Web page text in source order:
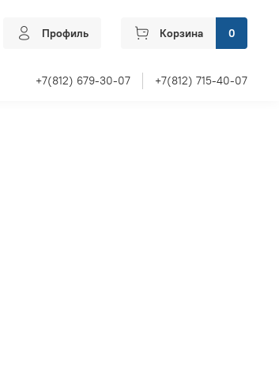
Профиль Корзина 0
+7(812) 679-30-07 +7(812) 715-40-07